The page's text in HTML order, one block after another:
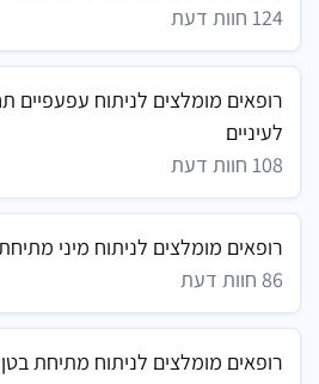
124 חוות דעת
רופאים מומלצים לניתוח עפעפיים
לעיניים
108 חוות דעת
רופאים מומלצים לניתוח מיני
86 חוות דעת
רופאים מומלצים לניתוח מתיחת בטן